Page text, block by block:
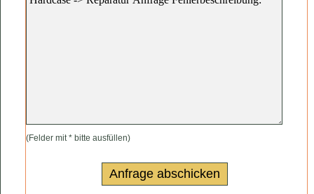
(Felder mit * bitte ausfüllen)